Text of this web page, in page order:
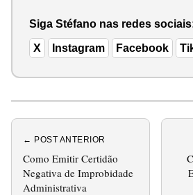
Siga Stéfano nas redes
X Instagram Facebook
← POST ANTERIOR
Como Emitir Certidão
Negativa de Improbidade
Administrativa